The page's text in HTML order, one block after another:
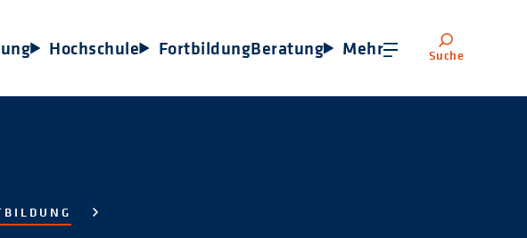
Hochschule FortbildungBeratung Mehr Suche